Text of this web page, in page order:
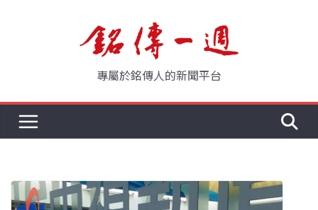
專屬於銘傳人的新聞平台